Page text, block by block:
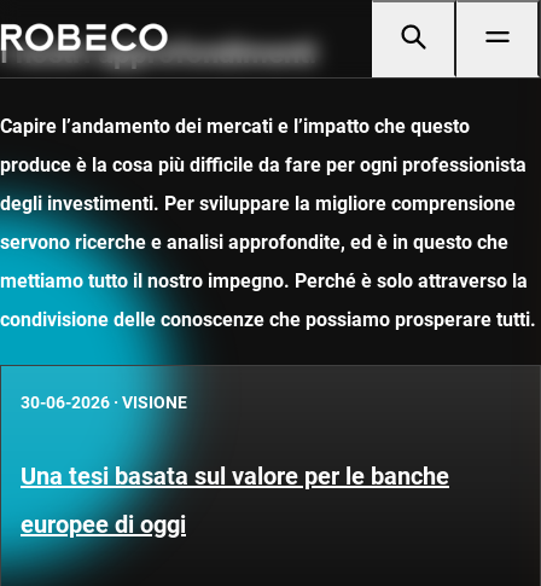
I nostri approfondimenti
Capire l’andamento dei mercati e l’impatto che questo
produce è la cosa più difficile da fare per ogni professionista
degli investimenti. Per sviluppare la migliore comprensione
servono ricerche e analisi approfondite, ed è in questo che
mettiamo tutto il nostro impegno. Perché è solo attraverso la
condivisione delle conoscenze che possiamo prosperare tutti.
30-06-2026 · VISIONE
Una tesi basata sul valore per le banche
europee di oggi